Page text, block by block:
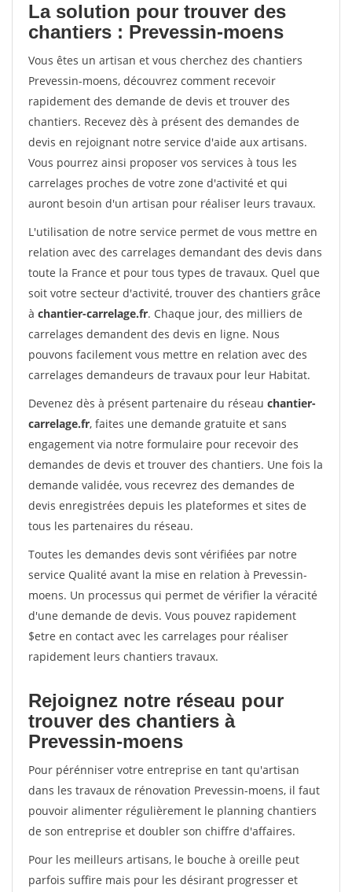
La solution pour trouver des
chantiers : Prevessin-moens
Vous êtes un artisan et vous cherchez des chantiers
Prevessin-moens, découvrez comment recevoir
rapidement des demande de devis et trouver des
chantiers. Recevez dès à présent des demandes de
devis en rejoignant notre service d'aide aux artisans.
Vous pourrez ainsi proposer vos services à tous les
carrelages proches de votre zone d'activité et qui
auront besoin d'un artisan pour réaliser leurs travaux.
L'utilisation de notre service permet de vous mettre en
relation avec des carrelages demandant des devis dans
toute la France et pour tous types de travaux. Quel que
soit votre secteur d'activité, trouver des chantiers grâce
à chantier-carrelage.fr. Chaque jour, des milliers de
carrelages demandent des devis en ligne. Nous
pouvons facilement vous mettre en relation avec des
carrelages demandeurs de travaux pour leur Habitat.
Devenez dès à présent partenaire du réseau chantier-
carrelage.fr, faites une demande gratuite et sans
engagement via notre formulaire pour recevoir des
demandes de devis et trouver des chantiers. Une fois la
demande validée, vous recevrez des demandes de
devis enregistrées depuis les plateformes et sites de
tous les partenaires du réseau.
Toutes les demandes devis sont vérifiées par notre
service Qualité avant la mise en relation à Prevessin-
moens. Un processus qui permet de vérifier la véracité
d'une demande de devis. Vous pouvez rapidement
$etre en contact avec les carrelages pour réaliser
rapidement leurs chantiers travaux.
Rejoignez notre réseau pour
trouver des chantiers à
Prevessin-moens
Pour pérénniser votre entreprise en tant qu'artisan
dans les travaux de rénovation Prevessin-moens, il faut
pouvoir alimenter régulièrement le planning chantiers
de son entreprise et doubler son chiffre d'affaires.
Pour les meilleurs artisans, le bouche à oreille peut
parfois suffire mais pour les désirant progresser et